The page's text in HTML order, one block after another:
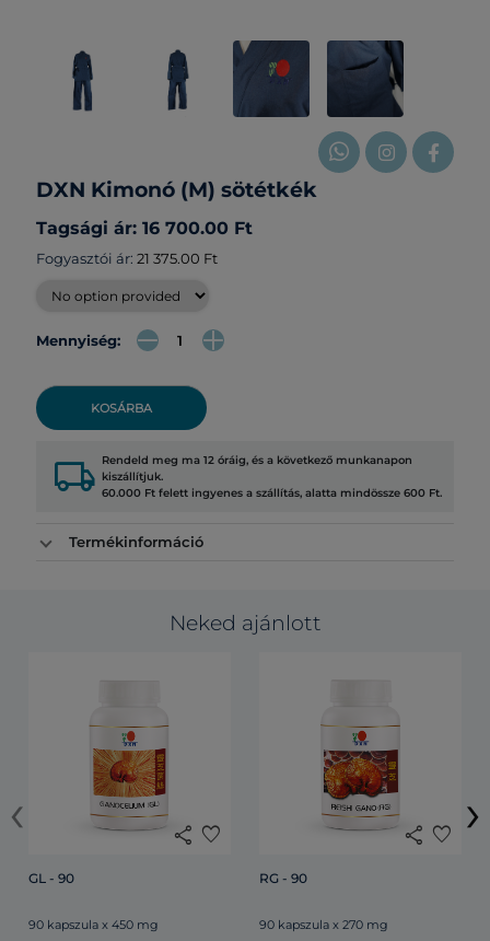
DXN Kimonó (M) sötétkék
Tagsági ár: 16 700.00 Ft
Fogyasztói ár: 21 375.00 Ft
Mennyiség:
KOSÁRBA
local_shipping Rendeld meg ma 12 óráig, és a következő munkanapon
kiszállítjuk.
60.000 Ft felett ingyenes a szállítás, alatta mindössze 600 Ft.
Termékinformáció
Neked ajánlott
share favorite
GL - 90
90 kapszula x 450 mg
share favorite
RG - 90
90 kapszula x 270 mg
‹ ›